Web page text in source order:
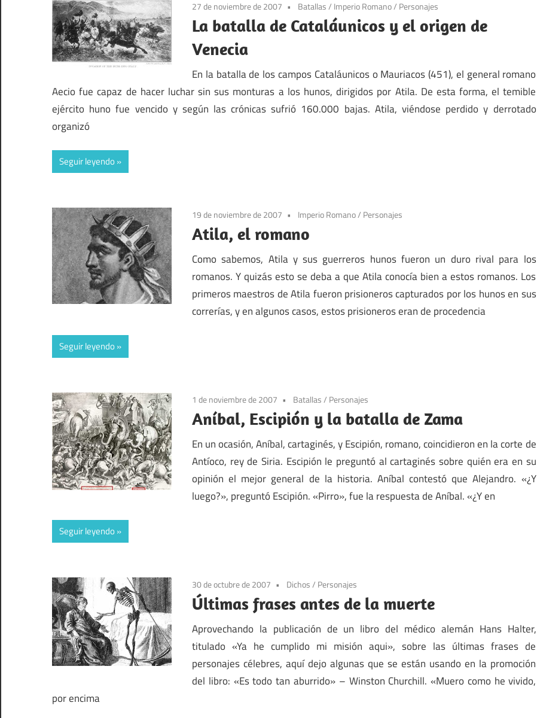
27 de noviembre de 2007 Batallas/ Imperio Romano/ Personajes
La batalla de Cataláunicos y el origen de
Venecia
En la batalla de los campos Cataláunicos o Mauriacos (451), el general romano
Aecio fue capaz de hacer luchar sin sus monturas a los hunos, dirigidos por Atila. De esta forma, el temible
ejército huno fue vencido y según las crónicas sufrió 160.000 bajas. Atila, viéndose perdido y derrotado
organizó
Seguir leyendo
19 de noviembre de 2007 Imperio Romano/ Personajes
Atila, el romano
Como sabemos, Atila y sus guerreros hunos fueron un duro rival para los
romanos. Y quizás esto se deba a que Atila conocía bien a estos romanos. Los
primeros maestros de Atila fueron prisioneros capturados por los hunos en sus
correrías, y en algunos casos, estos prisioneros eran de procedencia
Seguir leyendo
1 de noviembre de 2007 Batallas/ Personajes
Aníbal, Escipión y la batalla de Zama
En un ocasión, Aníbal, cartaginés, y Escipión, romano, coincidieron en la corte de
Antíoco, rey de Siria. Escipión le preguntó al cartaginés sobre quién era en su
opinión el mejor general de la historia. Aníbal contestó que Alejandro. «¿Y
luego?», preguntó Escipión. «Pirro», fue la respuesta de Aníbal. «¿Y en
Seguir leyendo
30 de octubre de 2007 Dichos/ Personajes
Últimas frases antes de la muerte
Aprovechando la publicación de un libro del médico alemán Hans Halter,
titulado «Ya he cumplido mi misión aqui», sobre las últimas frases de
personajes célebres, aquí dejo algunas que se están usando en la promoción
del libro: «Es todo tan aburrido» – Winston Churchill. «Muero como he vivido,
por encima